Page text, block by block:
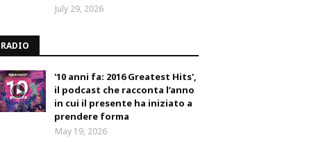
July 29, 2026
RADIO
'10 anni fa: 2016 Greatest Hits',
il podcast che racconta l’anno
in cui il presente ha iniziato a
prendere forma
May 19, 2026